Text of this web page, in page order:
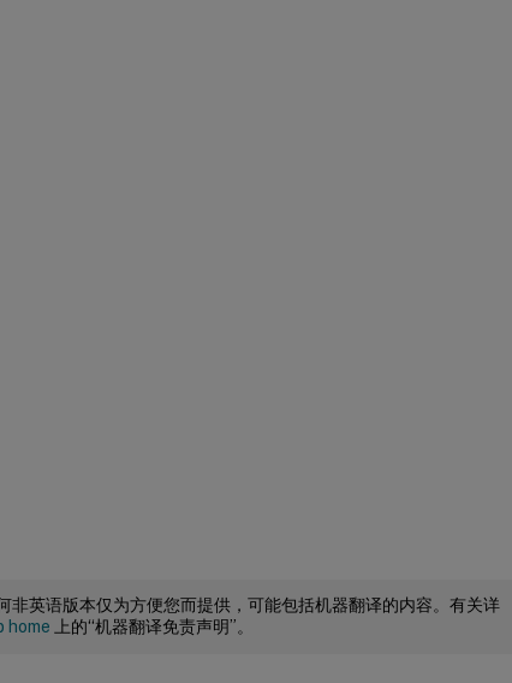
非英语版本仅为方便您而提供，可能包括机器翻译的内容。有关详
home 上的“机器翻译免责声明”。